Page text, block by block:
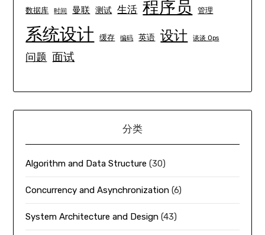
数据库 时间 曼联 测试 生活 程序员 管理
系统设计 缓存 编码 英语 设计 谈谈 Ops
问题 面试
分类
Algorithm and Data Structure (30)
Concurrency and Asynchronization (6)
System Architecture and Design (43)